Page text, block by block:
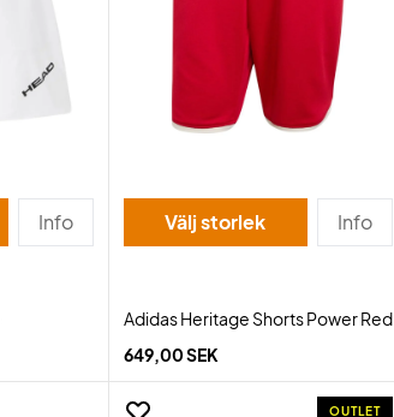
Info Välj storlek Info
Adidas Heritage Shorts Power Red
649,00 SEK
OUTLET